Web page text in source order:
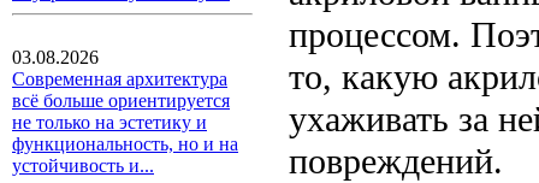
03.08.2026
Современная архитектура
всё больше ориентируется
не только на эстетику и
функциональность, но и на
устойчивость и...
процессом.
то, какую
ухаживать за
повреждений.